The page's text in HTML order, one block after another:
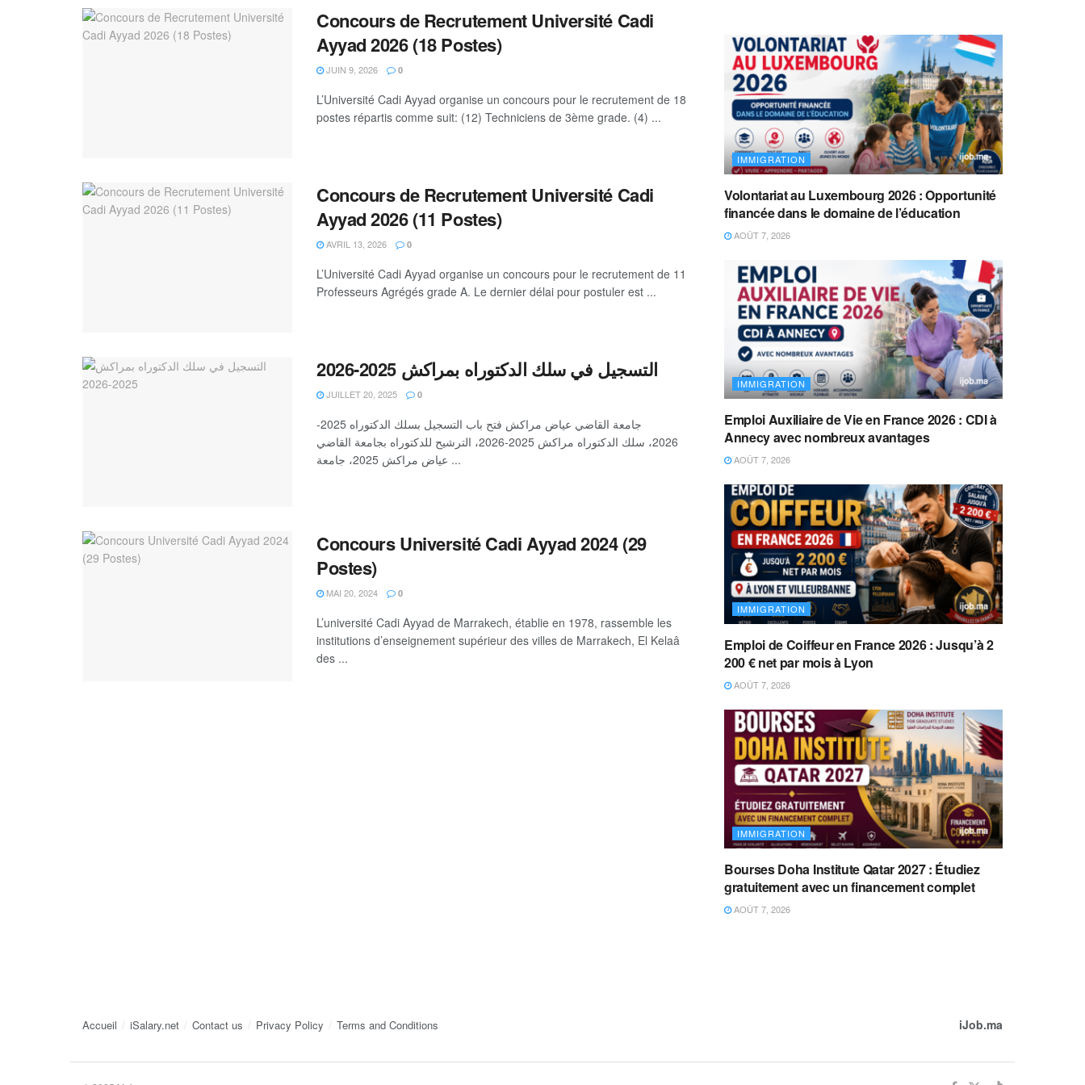
Concours de Recrutement Université Cadi
Ayyad 2026 (18 Postes)
JUIN 9, 2026 0
L’Université Cadi Ayyad organise un concours pour le recrutement de 18
postes répartis comme suit: (12) Techniciens de 3ème grade. (4) ...
Concours de Recrutement Université Cadi
Ayyad 2026 (11 Postes)
AVRIL 13, 2026 0
L’Université Cadi Ayyad organise un concours pour le recrutement de 11
Professeurs Agrégés grade A. Le dernier délai pour postuler est ...
التسجيل في سلك الدكتوراه بمراكش 2025-2026
JUILLET 20, 2025 0
جامعة القاضي عياض مراكش فتح باب التسجيل بسلك الدكتوراه 2025-
2026، سلك الدكتوراه مراكش 2025-2026، الترشيح للدكتوراه بجامعة القاضي
عياض مراكش 2025، جامعة ...
Concours Université Cadi Ayyad 2024 (29
Postes)
MAI 20, 2024 0
L’université Cadi Ayyad de Marrakech, établie en 1978, rassemble les
institutions d’enseignement supérieur des villes de Marrakech, El Kelaâ
des ...
IMMIGRATION
Volontariat au Luxembourg 2026 : Opportunité
financée dans le domaine de l’éducation
AOÛT 7, 2026
IMMIGRATION
Emploi Auxiliaire de Vie en France 2026 : CDI à
Annecy avec nombreux avantages
AOÛT 7, 2026
IMMIGRATION
Emploi de Coiffeur en France 2026 : Jusqu’à 2
200 € net par mois à Lyon
AOÛT 7, 2026
IMMIGRATION
Bourses Doha Institute Qatar 2027 : Étudiez
gratuitement avec un financement complet
AOÛT 7, 2026
Accueil iSalary.net Contact us Privacy Policy Terms and Conditions iJob.ma